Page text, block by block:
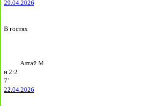
29.04.2026
В гостях
Алтай М
н 2:2
7`
22.04.2026